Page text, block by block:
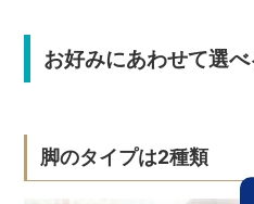
お好みにあわせて選
脚のタイプは2種類